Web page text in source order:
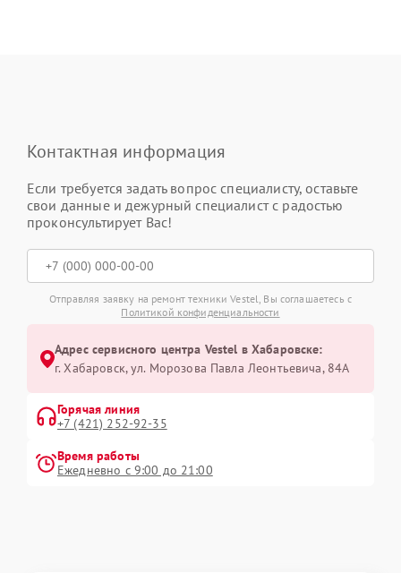
Контактная информация
Если требуется задать вопрос специалисту, оставьте
свои данные и дежурный специалист с радостью
проконсультирует Вас!
Отправляя заявку на ремонт техники Vestel, Вы соглашаетесь с
Политикой конфиденциальности
Адрес сервисного центра Vestel в Хабаровске:
г. Хабаровск, ул. Морозова Павла Леонтьевича, 84А
Горячая линия
+7 (421) 252-92-35
Время работы
Ежедневно с 9:00 до 21:00